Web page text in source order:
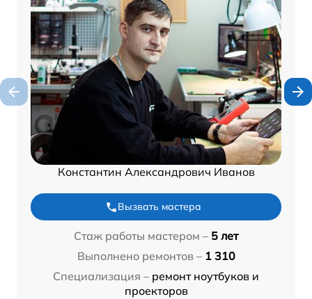
Константин Александрович Иванов
Вызвать мастера
Стаж работы мастером – 5 лет
Выполнено ремонтов – 1 310
Специализация – ремонт ноутбуков и
проекторов